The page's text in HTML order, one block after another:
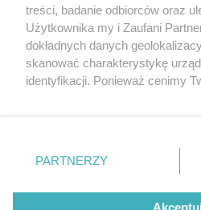
Nie zapomnij
zapoznać się z:
polityką prywatności
Twojemiasto
Piekary Śląskie
Chorzów
Tarnowskie Góry
Gliwice
treści, badanie odbiorców oraz
Użytkownika my i Zaufani
dokładnych danych
skanować charakterystykę
identyfikacji. Ponieważ cenimy
prywatności znajdujący się w
. Niektóre rodzaje
zgody użytkownika, ale masz
takiemu przetwarzaniu.
PARTNERZY